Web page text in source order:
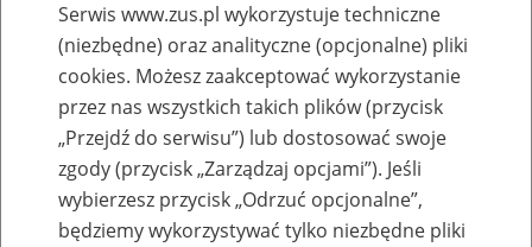
Rejestry, ewidencje i archiwa
Baza zlikwidowanych lub
przekształconych zakładów pracy
Nazwa zakładu pracy:
Serwis www.zus.pl wykorzystuje techniczne
(niezbędne) oraz analityczne (opcjonalne) pliki
cookies. Możesz zaakceptować wykorzystanie
przez nas wszystkich takich plików (przycisk
„Przejdź do serwisu”) lub dostosować swoje
zgody (przycisk „Zarządzaj opcjami”). Jeśli
wybierzesz przycisk „Odrzuć opcjonalne”,
będziemy wykorzystywać tylko niezbędne pliki